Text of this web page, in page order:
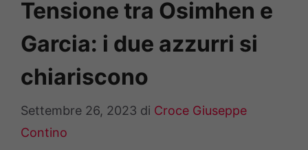
Tensione tra Osimhen e
Garcia: i due azzurri si
chiariscono
Settembre 26, 2023 di Croce Giuseppe
Contino